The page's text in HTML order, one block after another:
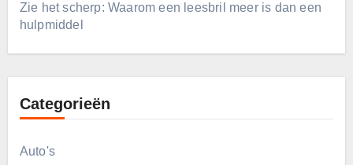
Zie het scherp: Waarom een leesbril meer is dan een
hulpmiddel
Categorieën
Auto's